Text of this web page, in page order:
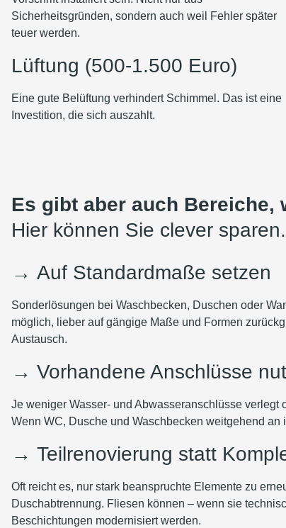
Sicherheitsgründen, sondern auch weil Fehler später
teuer werden.
Lüftung (500-1.500 Euro)
Eine gute Belüftung verhindert Schimmel. Das ist eine
Investition, die sich auszahlt.
Es gibt aber auch Bereiche,
Hier können Sie clever sparen.
→ Auf Standardmaße setzen
Sonderlösungen bei Waschbecken, Duschen oder
möglich, lieber auf gängige Maße und Formen
Austausch.
→ Vorhandene Anschlüsse
Je weniger Wasser- und Abwasseranschlüsse
Wenn WC, Dusche und Waschbecken weitgehend
→ Teilrenovierung statt
Oft reicht es, nur stark beanspruchte Elemente zu
Duschabtrennung. Fliesen können – wenn sie
Beschichtungen modernisiert werden.